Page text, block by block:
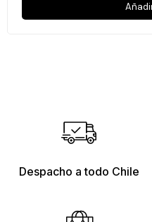
Despacho a todo Chile